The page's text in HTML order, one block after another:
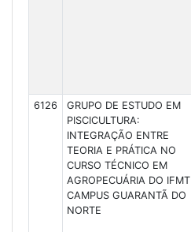
6126
GRUPO DE ESTUDO EM
PISCICULTURA:
INTEGRAÇÃO ENTRE
TEORIA E PRÁTICA NO
CURSO TÉCNICO EM
AGROPECUÁRIA DO IFMT
CAMPUS GUARANTÃ DO
NORTE